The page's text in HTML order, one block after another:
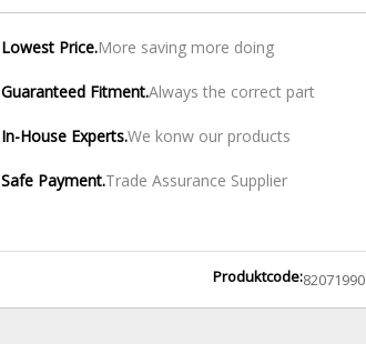
Lowest Price.More saving more doing
Guaranteed Fitment.Always the correct part
In-House Experts.We konw our products
Safe Payment.Trade Assurance Supplier
Produktcode:82071990